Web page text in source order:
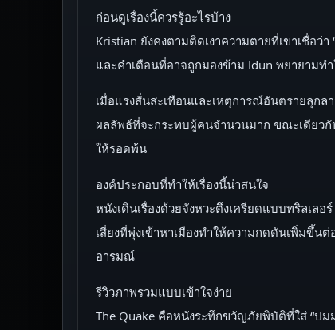
ก่อนดูเรื่องนี้ควรรู้อะไรบ้าง
Kristian ยังคงตามติดเงาความตายที่เขาเชื่อ
และคำเตือนที่อาจถูกมองข้าม Idun พยายามท
เมื่อแรงสั่นสะเทือนและเหตุการณ์อันตรายลุกล
ผลลัพธ์ที่จะกระทบผู้คนจำนวนมาก ขณะเดียว
ให้รอดพ้น
องค์ประกอบที่ทำให้เรื่องนี้น่าสนใจ
หนังเดินเรื่องด้วยจังหวะตึงเครียดแบบทริลเล
เสี่ยงที่พุ่งเข้าหาเมืองทำให้ความกดดันเพิ่มขึ้น
อารมณ์
รีวิวภาพรวมแบบเข้าใจง่าย
The Quake คือหนังระทึกขวัญภัยพิบัติที่ใส่ “ป